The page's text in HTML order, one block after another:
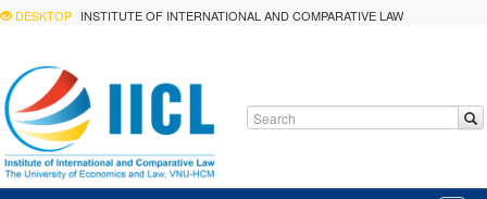
DESKTOP INSTITUTE OF INTERNATIONAL AND COMPARATIVE LAW